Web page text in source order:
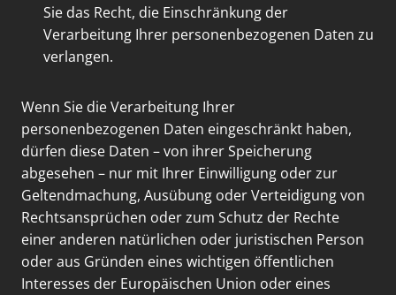
Sie das Recht, die Einschränkung der
Verarbeitung Ihrer personenbezogenen Daten zu
verlangen.
Wenn Sie die Verarbeitung Ihrer
personenbezogenen Daten eingeschränkt haben,
dürfen diese Daten – von ihrer Speicherung
abgesehen – nur mit Ihrer Einwilligung oder zur
Geltendmachung, Ausübung oder Verteidigung von
Rechtsansprüchen oder zum Schutz der Rechte
einer anderen natürlichen oder juristischen Person
oder aus Gründen eines wichtigen öffentlichen
Interesses der Europäischen Union oder eines